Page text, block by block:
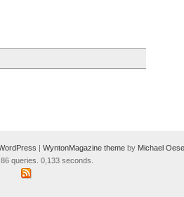
| WyntonMagazine theme by Michael
queries. 0,133 seconds.